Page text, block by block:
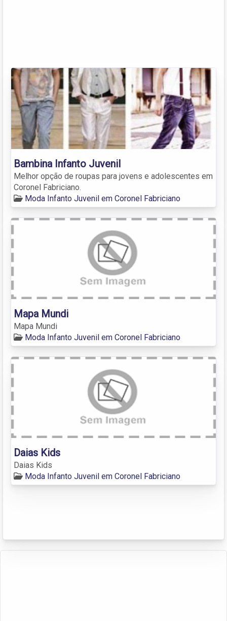
Bambina Infanto Juvenil
Melhor opção de roupas para jovens e adolescentes em
Coronel Fabriciano.
Moda Infanto Juvenil em Coronel Fabriciano
Mapa Mundi
Mapa Mundi
Moda Infanto Juvenil em Coronel Fabriciano
Daias Kids
Daias Kids
Moda Infanto Juvenil em Coronel Fabriciano